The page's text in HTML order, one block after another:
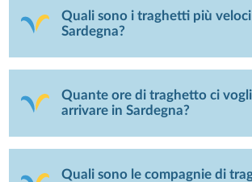
Quali sono i traghetti più veloci
Sardegna?
Quante ore di traghetto ci
arrivare in Sardegna?
Quali sono le compagnie di